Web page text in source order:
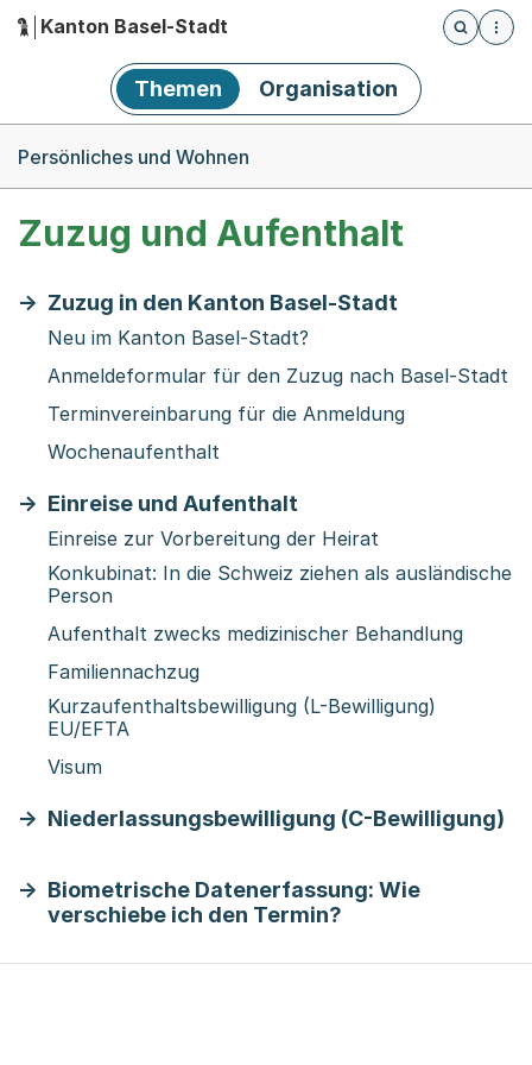
Hauptnavigation
Kanton Basel-Stadt
Öffnet
Themen Organisation
Persönliches und Wohnen
Zuzug und Aufenthalt
Zuzug in den Kanton Basel-Stadt
Neu im Kanton Basel-Stadt?
Anmeldeformular für den Zuzug nach Basel-Stadt
Terminvereinbarung für die Anmeldung
Wochenaufenthalt
Einreise und Aufenthalt
Einreise zur Vorbereitung der Heirat
Konkubinat: In die Schweiz ziehen als ausländische
Person
Aufenthalt zwecks medizinischer Behandlung
Familiennachzug
Kurzaufenthaltsbewilligung (L-Bewilligung)
EU/EFTA
Visum
Niederlassungsbewilligung (C-Bewilligung)
Biometrische Datenerfassung: Wie
verschiebe ich den Termin?